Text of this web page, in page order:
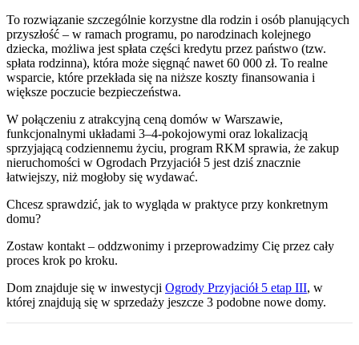
To rozwiązanie szczególnie korzystne dla rodzin i osób planujących
przyszłość – w ramach programu, po narodzinach kolejnego
dziecka, możliwa jest spłata części kredytu przez państwo (tzw.
spłata rodzinna), która może sięgnąć nawet 60 000 zł. To realne
wsparcie, które przekłada się na niższe koszty finansowania i
większe poczucie bezpieczeństwa.
W połączeniu z atrakcyjną ceną domów w Warszawie,
funkcjonalnymi układami 3–4-pokojowymi oraz lokalizacją
sprzyjającą codziennemu życiu, program RKM sprawia, że zakup
nieruchomości w Ogrodach Przyjaciół 5 jest dziś znacznie
łatwiejszy, niż mogłoby się wydawać.
Chcesz sprawdzić, jak to wygląda w praktyce przy konkretnym
domu?
Zostaw kontakt – oddzwonimy i przeprowadzimy Cię przez cały
proces krok po kroku.
Dom znajduje się w inwestycji Ogrody Przyjaciół 5 etap III, w
której znajdują się w sprzedaży jeszcze 3 podobne nowe domy.